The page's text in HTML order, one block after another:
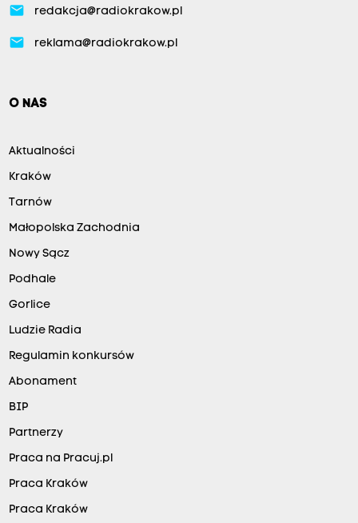
email redakcja@radiokrakow.pl
email reklama@radiokrakow.pl
O NAS
Aktualności
Kraków
Tarnów
Małopolska Zachodnia
Nowy Sącz
Podhale
Gorlice
Ludzie Radia
Regulamin konkursów
Abonament
BIP
Partnerzy
Praca na Pracuj.pl
Praca Kraków
Praca Kraków